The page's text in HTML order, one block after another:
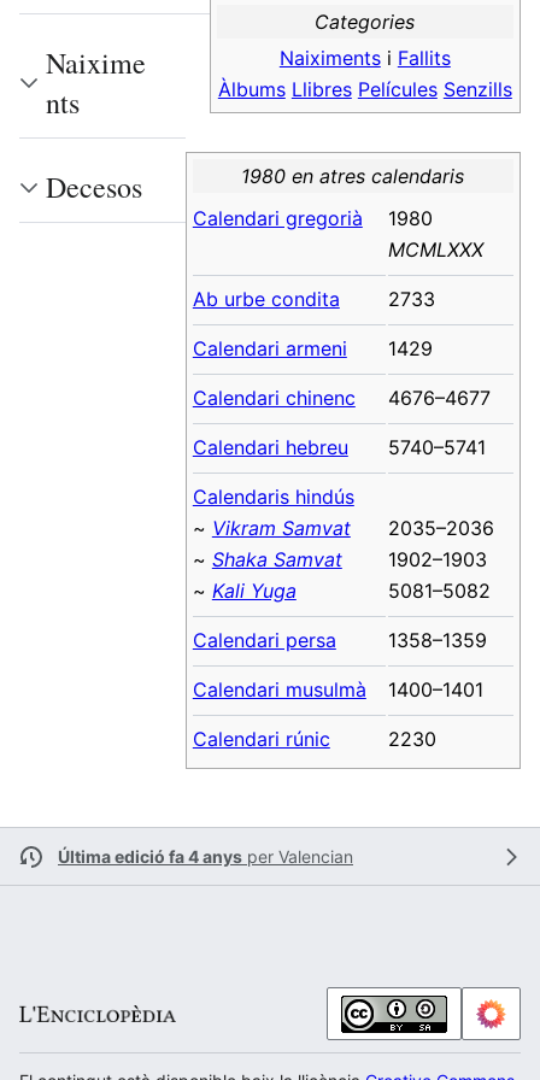
Categories
Naiximentsi Fallits
Àlbums Llibres Películes Senzills
1980 en atres calendaris
Calendari gregorià
1980
MCMLXXX
Ab urbe condita 2733
Calendari armeni 1429
Calendari chinenc 4676–4677
Calendari hebreu 5740–5741
Calendaris hindús
~ Vikram Samvat
~ Shaka Samvat
~ Kali Yuga
2035–2036
1902–1903
5081–5082
Calendari persa 1358–1359
Calendari musulmà 1400–1401
Calendari rúnic 2230
Naixime
nts
Decesos
Última edició fa 4 anys per Valencian